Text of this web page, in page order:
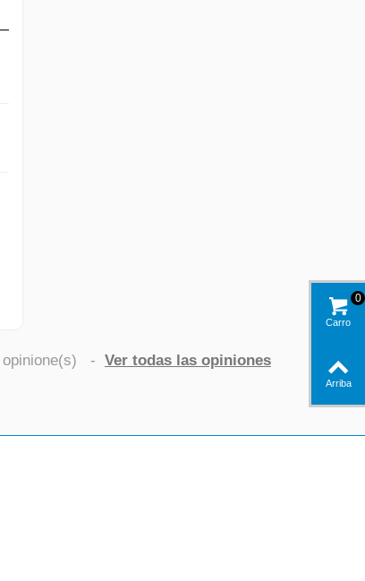
opinione(s) - Ver todas las opiniones
Carro
0
Arriba